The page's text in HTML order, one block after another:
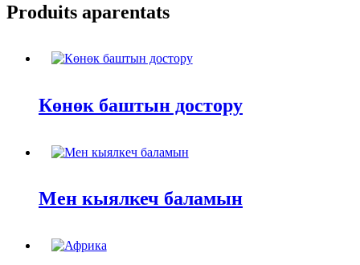
Produits aparentats
Көнөк баштын достору
Мен кыялкеч баламын